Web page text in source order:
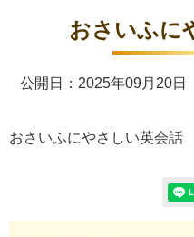
おさいふに
公開日：2025年09月20
おさいふにやさしい英会話